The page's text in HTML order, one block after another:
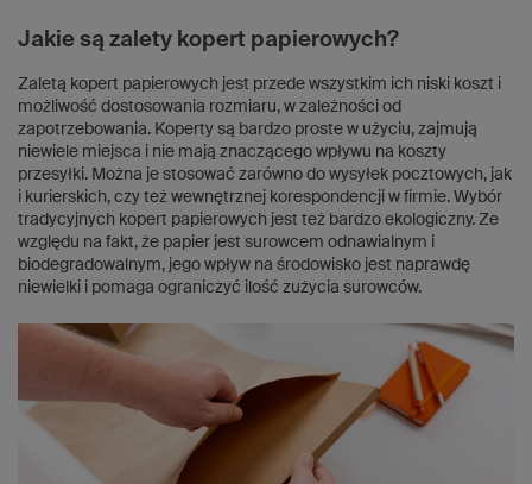
Jakie są zalety kopert papierowych?
Zaletą kopert papierowych jest przede wszystkim ich niski koszt i
możliwość dostosowania rozmiaru, w zależności od
zapotrzebowania. Koperty są bardzo proste w użyciu, zajmują
niewiele miejsca i nie mają znaczącego wpływu na koszty
przesyłki. Można je stosować zarówno do wysyłek pocztowych, jak
i kurierskich, czy też wewnętrznej korespondencji w firmie. Wybór
tradycyjnych kopert papierowych jest też bardzo ekologiczny. Ze
względu na fakt, że papier jest surowcem odnawialnym i
biodegradowalnym, jego wpływ na środowisko jest naprawdę
niewielki i pomaga ograniczyć ilość zużycia surowców.